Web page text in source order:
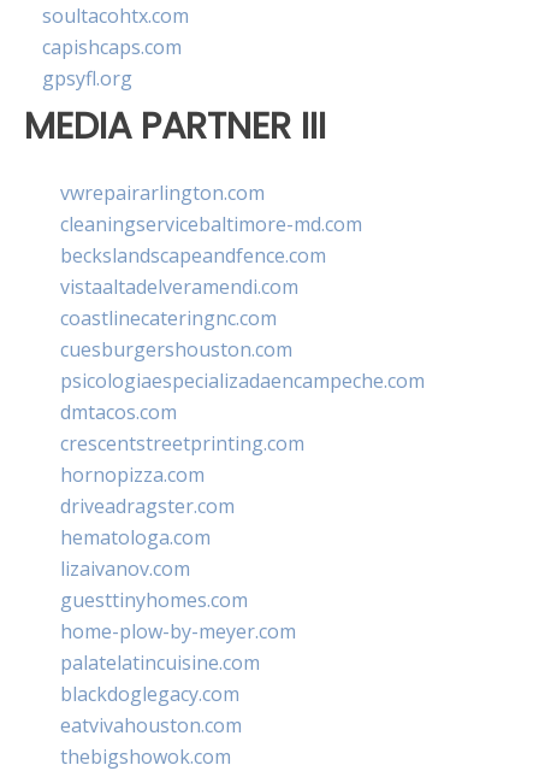
soultacohtx.com
capishcaps.com
gpsyfl.org
MEDIA PARTNER III
vwrepairarlington.com
cleaningservicebaltimore-md.com
beckslandscapeandfence.com
vistaaltadelveramendi.com
coastlinecateringnc.com
cuesburgershouston.com
psicologiaespecializadaencampeche.com
dmtacos.com
crescentstreetprinting.com
hornopizza.com
driveadragster.com
hematologa.com
lizaivanov.com
guesttinyhomes.com
home-plow-by-meyer.com
palatelatincuisine.com
blackdoglegacy.com
eatvivahouston.com
thebigshowok.com